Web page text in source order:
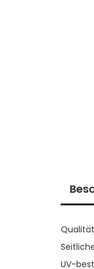
UV-